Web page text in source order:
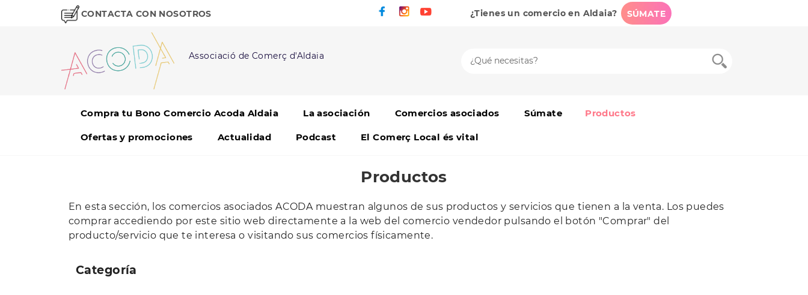
CONTACTA CON NOSOTROS ¿Tienes un comercio en Aldaia? SÚMATE
Associació de Comerç d'Aldaia
Compra tu Bono Comercio Acoda Aldaia La asociación Comercios asociados Súmate Productos
Ofertas y promociones Actualidad Podcast El Comerç Local és vital
Productos
En esta sección, los comercios asociados ACODA muestran algunos de sus productos y servicios que tienen a la venta. Los puedes
comprar accediendo por este sitio web directamente a la web del comercio vendedor pulsando el botón "Comprar" del
producto/servicio que te interesa o visitando sus comercios físicamente.
Categoría